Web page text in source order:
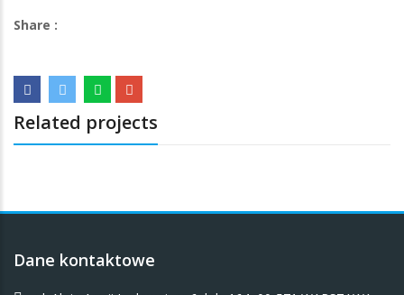
Share :
Related projects
Dane kontaktowe